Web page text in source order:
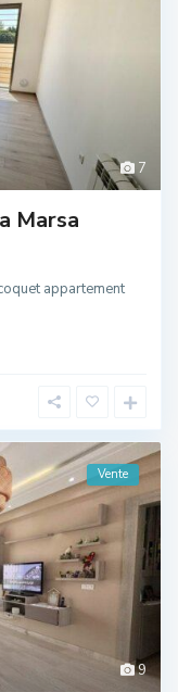
7
Marsa
appartement
9
Vente